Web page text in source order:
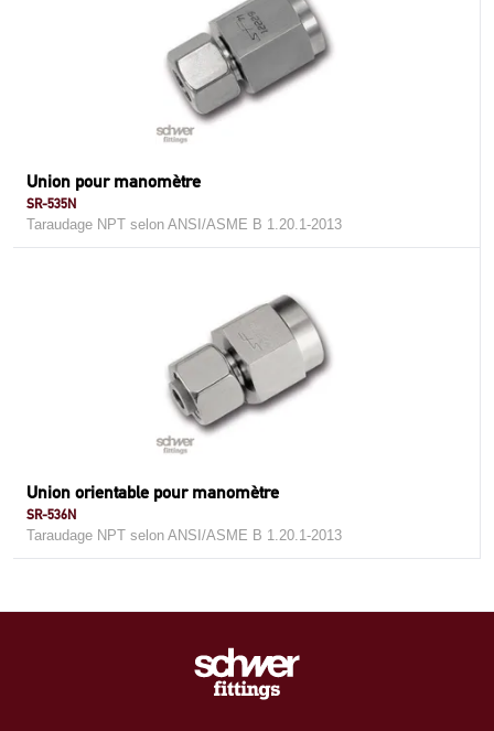
Union pour manomètre
SR-535N
Taraudage NPT selon ANSI/ASME B 1.20.1-2013
Union orientable pour manomètre
SR-536N
Taraudage NPT selon ANSI/ASME B 1.20.1-2013